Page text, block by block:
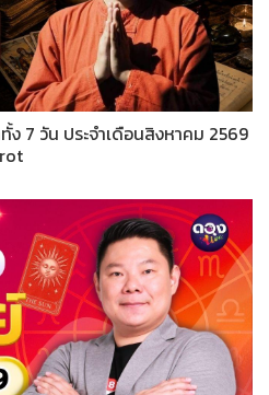
7 วัน ประจำเดือนสิงหาคม 2569